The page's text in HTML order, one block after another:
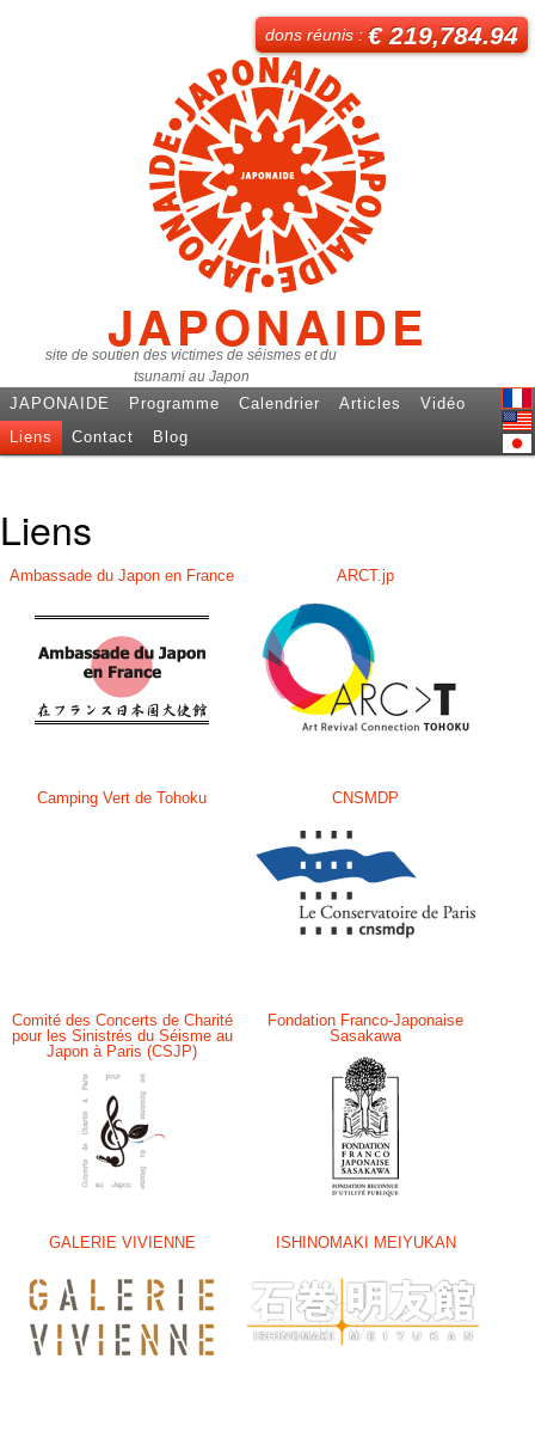
JAPONAIDE
site de soutien des victimes de séismes et du
tsunami au Japon
dons réunis :€ 219,784.94
JAPONAIDE Programme Calendrier Articles
Vidéo
Liens
Contact Blog
Liens
Ambassade du Japon en France ARCT.jp
Camping Vert de Tohoku CNSMDP
Comité des Concerts de Charité
pour les Sinistrés du Séisme au
Japon à Paris (CSJP)
Fondation Franco-Japonaise
Sasakawa
GALERIE VIVIENNE ISHINOMAKI MEIYUKAN